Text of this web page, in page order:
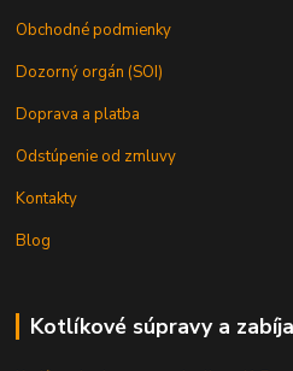
Obchodné podmienky
Dozorný orgán (SOI)
Doprava a platba
Odstúpenie od zmluvy
Kontakty
Blog
Kotlíkové súpravy a